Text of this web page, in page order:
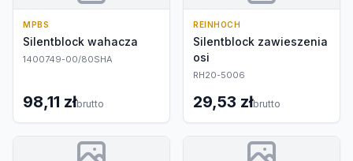
MPBS
Silentblock wahacza
1400749-00/80SHA
98,11 złbrutto
REINHOCH
Silentblock zawieszenia
osi
RH20-5006
29,53 złbrutto